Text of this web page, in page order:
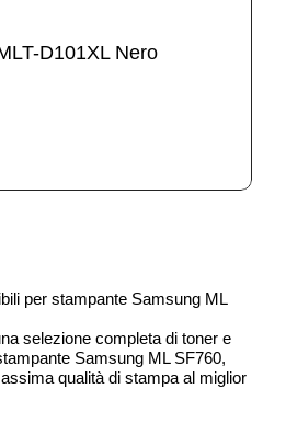
D101XL Nero
per stampante Samsung ML
selezione completa di toner e
Samsung ML SF760,
qualità di stampa al miglior